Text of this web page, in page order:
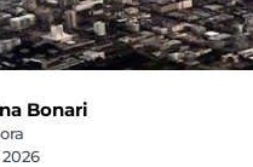
Bonari